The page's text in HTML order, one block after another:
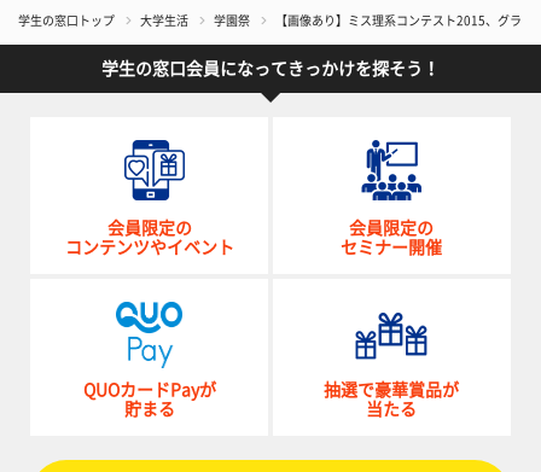
学生の窓口トップ 大学生活 学園祭 【画像あり】ミス理系コンテスト2015、グラ
学生の窓口会員になってきっかけを探そう！
会員限定の
コンテンツやイベント
会員限定の
セミナー開催
QUOカードPayが
貯まる
抽選で豪華賞品が
当たる